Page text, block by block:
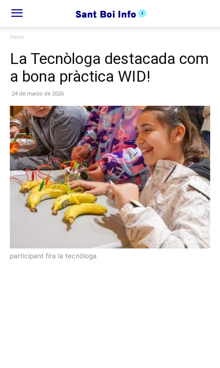
Inicio
La Tecnòloga destacada com
a bona pràctica WID!
24 de marzo de 2026
participant fira la tecnòloga